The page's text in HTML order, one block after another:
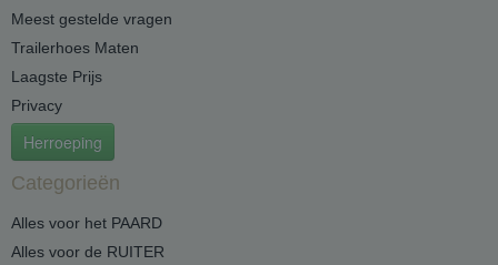
Meest gestelde vragen
Trailerhoes Maten
Laagste Prijs
Privacy
Herroeping
Categorieën
Alles voor het PAARD
Alles voor de RUITER